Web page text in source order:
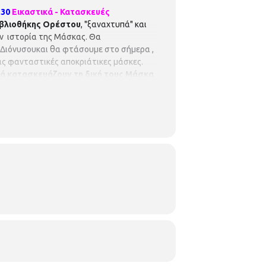
Εικαστικά - Κατασκευές
Ορέστου, "ξαναχτυπά" και
ιστορία της Μάσκας. Θα
Διόνυσουκαι θα φτάσουμε στο σήμερα ,
φανταστικές αποκριάτικες μάσκες.
κατασκευάζουν τη δική τους Μάσκα